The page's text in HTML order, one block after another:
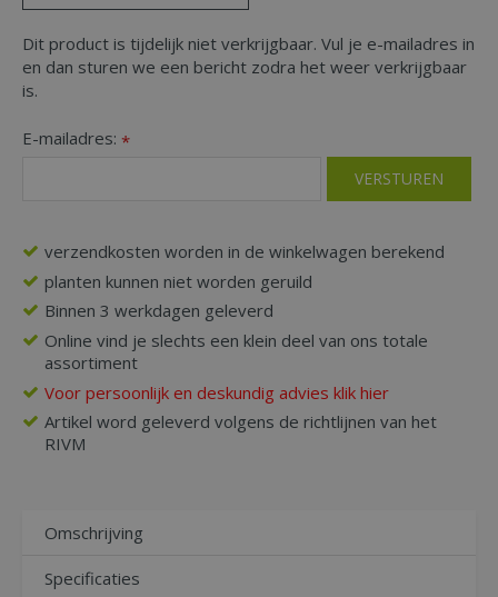
Dit product is tijdelijk niet verkrijgbaar. Vul je e-mailadres in
en dan sturen we een bericht zodra het weer verkrijgbaar
is.
E-mailadres: *
verzendkosten worden in de winkelwagen berekend
planten kunnen niet worden geruild
Binnen 3 werkdagen geleverd
Online vind je slechts een klein deel van ons totale
assortiment
Voor persoonlijk en deskundig advies klik hier
Artikel word geleverd volgens de richtlijnen van het
RIVM
Omschrijving
Specificaties